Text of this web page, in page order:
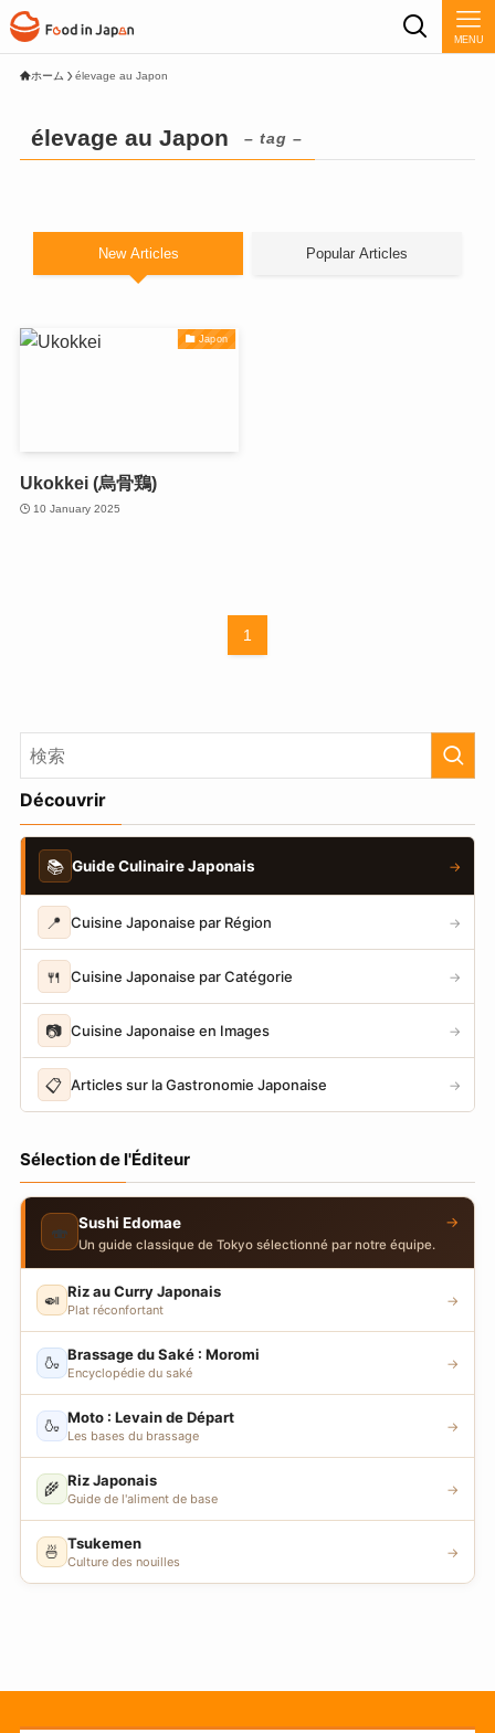
MENU
ホーム élevage au Japon
élevage au Japon – tag –
New Articles Popular Articles
Japon
Ukokkei (烏骨鶏)
10 January 2025
1
Découvrir
📚 Guide Culinaire Japonais →
📍 Cuisine Japonaise par Région →
🍴 Cuisine Japonaise par Catégorie →
📷 Cuisine Japonaise en Images →
📋 Articles sur la Gastronomie Japonaise →
Sélection de l'Éditeur
🍣 Sushi Edomae
Un guide classique de Tokyo sélectionné par notre équipe.
→
🍛 Riz au Curry Japonais
Plat réconfortant
→
🍶 Brassage du Saké : Moromi
Encyclopédie du saké
→
🍶 Moto : Levain de Départ
Les bases du brassage
→
🌾 Riz Japonais
Guide de l'aliment de base
→
🍜 Tsukemen
Culture des nouilles
→